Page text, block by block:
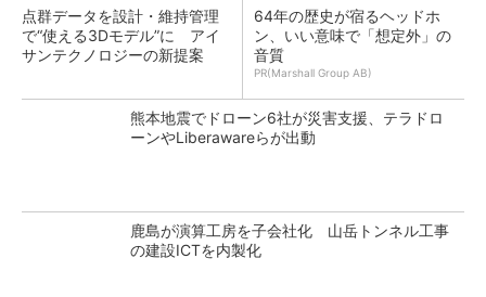
点群データを設計・維持管理
で“使える3Dモデル”に アイ
サンテクノロジーの新提案
64年の歴史が宿るヘッドホ
ン、いい意味で「想定外」の
音質
PR(Marshall Group AB)
熊本地震でドローン6社が災害支援、テラドロ
ーンやLiberawareらが出動
鹿島が演算工房を子会社化 山岳トンネル工事
の建設ICTを内製化